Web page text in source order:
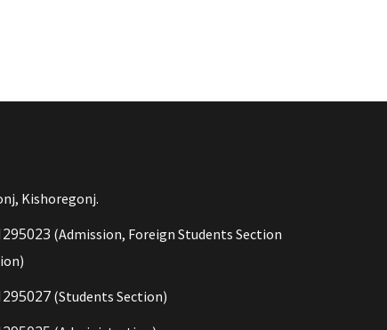
Kishoregonj.
(Admission, Foreign Students Section
(Students Section)